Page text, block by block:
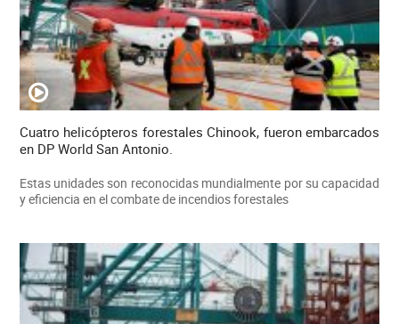
Cuatro helicópteros forestales Chinook, fueron embarcados
en DP World San Antonio.
Estas unidades son reconocidas mundialmente por su capacidad
y eficiencia en el combate de incendios forestales